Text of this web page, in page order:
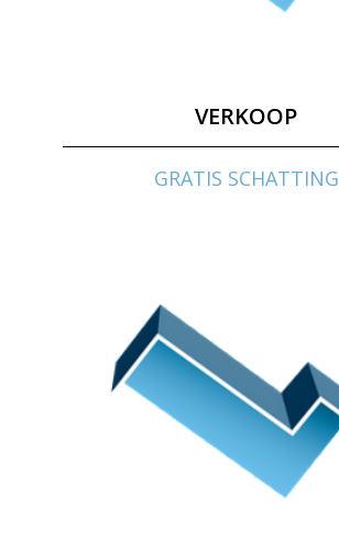
VERKOOP
GRATIS SCHATTING